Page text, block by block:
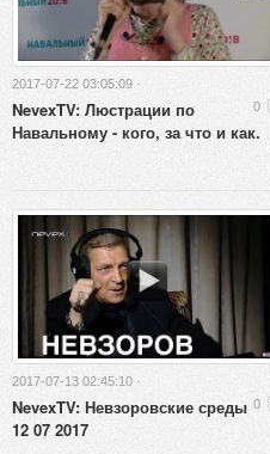
2017-07-22 03:05:09 ·
0
NevexTV: Люстрации по
Навальному - кого, за что и как.
2017-07-13 02:45:10 ·
0
NevexTV: Невзоровские среды
12 07 2017